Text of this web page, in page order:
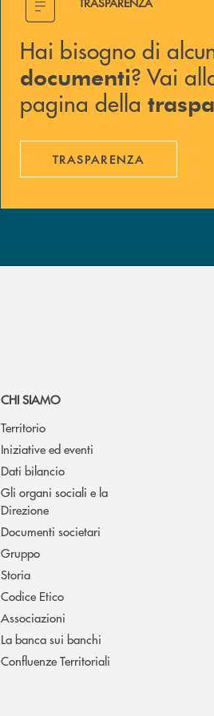
Hai bisogno di
documenti? Vai
pagina della
TRASPARENZA
CHI SIAMO
Territorio
Iniziative ed eventi
Dati bilancio
Gli organi sociali e la
Direzione
Documenti societari
Gruppo
Storia
Codice Etico
Associazioni
La banca sui banchi
Confluenze Territoriali